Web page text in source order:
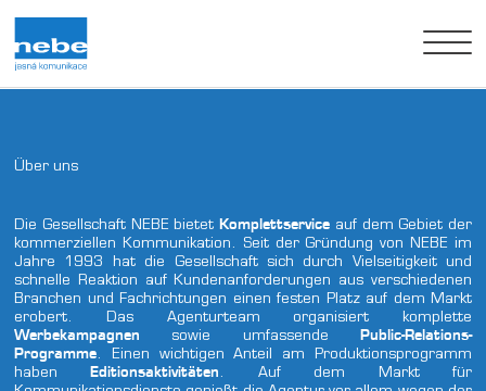
Kunden
Kontakte
czech english german
Über uns
Die Gesellschaft NEBE bietet Komplettservice auf dem Gebiet der
kommerziellen Kommunikation. Seit der Gründung von NEBE im
Jahre 1993 hat die Gesellschaft sich durch Vielseitigkeit und
schnelle Reaktion auf Kundenanforderungen aus verschiedenen
Branchen und Fachrichtungen einen festen Platz auf dem Markt
erobert. Das Agenturteam organisiert komplette
Werbekampagnen sowie umfassende Public-Relations-
Programme. Einen wichtigen Anteil am Produktionsprogramm
habenEditionsaktivitäten. Auf dem Markt für